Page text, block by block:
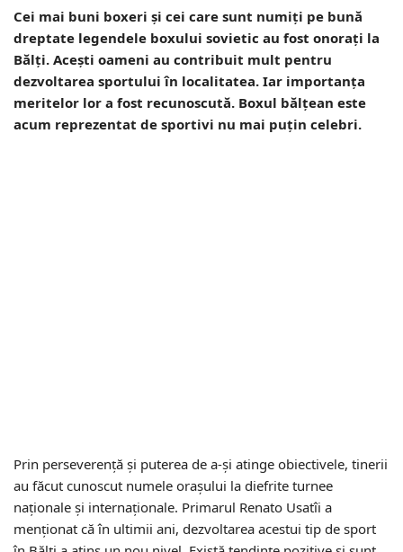
Cei mai buni boxeri și cei care sunt numiți pe bună
dreptate legendele boxului sovietic au fost onorați la
Bălți. Acești oameni au contribuit mult pentru
dezvoltarea sportului în localitatea. Iar importanța
meritelor lor a fost recunoscută. Boxul bălțean este
acum reprezentat de sportivi nu mai puțin celebri.
Prin perseverență și puterea de a-și atinge obiectivele, tinerii
au făcut cunoscut numele orașului la diefrite turnee
naționale și internaționale. Primarul Renato Usatîi a
menționat că în ultimii ani, dezvoltarea acestui tip de sport